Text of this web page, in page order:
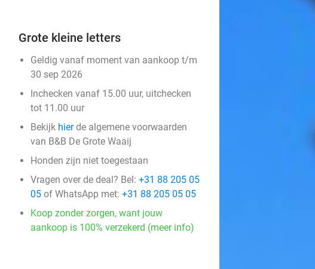
Grote kleine letters
Geldig vanaf moment van aankoop t/m
30 sep 2026
Inchecken vanaf 15.00 uur, uitchecken
tot 11.00 uur
Bekijk hierde algemene voorwaarden
van B&B De Grote Waaij
Honden zijn niet toegestaan
Vragen over de deal? Bel: +31 88 205 05
05 of WhatsApp met: +31 88 205 05 05
Koop zonder zorgen, want jouw
aankoop is 100% verzekerd (meer info)